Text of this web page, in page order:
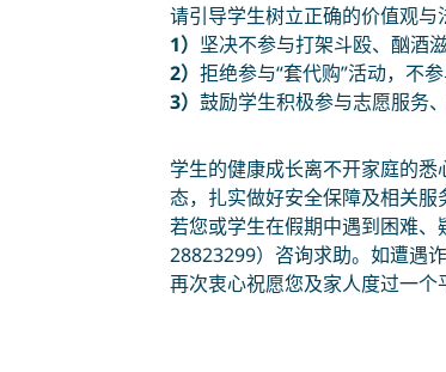
请引导学生树立正确的价值观与
1） 坚决不参与打架斗殴、酗酒
2） 拒绝参与“套代购”活动，不
3） 鼓励学生积极参与志愿服务
学生的健康成长离不开家庭的
态，扎实做好安全保障及相关服
若您或学生在假期中遇到困难
28823299）咨询求助。如遭遇
再次衷心祝愿您及家人度过一个